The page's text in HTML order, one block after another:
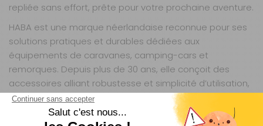
repliée sans effort, prête pour votre prochaine aventure.
HABA est une marque néerlandaise reconnue pour ses
solutions pratiques et durables dédiées aux
équipements de caravanes, camping-cars et
remorques. Depuis plus de 30 ans, elle conçoit des
accessoires alliant robustesse et simplicité d’utilisation,
répondant aux besoins concrets des voyageurs
exigeants. Ses produits, testés en conditions réelles,